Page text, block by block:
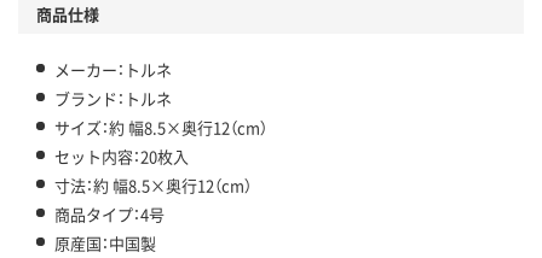
商品仕様
メーカー：トルネ
ブランド：トルネ
サイズ：約 幅8.5×奥行12（cm）
セット内容：20枚入
寸法：約 幅8.5×奥行12（cm）
商品タイプ：4号
原産国：中国製